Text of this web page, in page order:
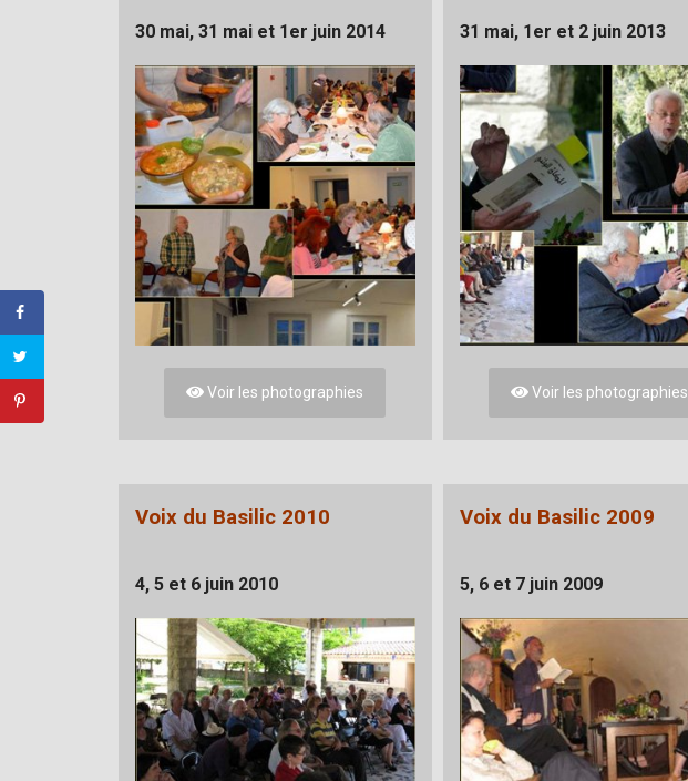
30 mai, 31 mai et 1er juin 2014
Voir les photographies
31 mai, 1er et 2 juin 2013
Voir les photographies
Voix du Basilic 2010
4, 5 et 6 juin 2010
Voix du Basilic 2009
5, 6 et 7 juin 2009